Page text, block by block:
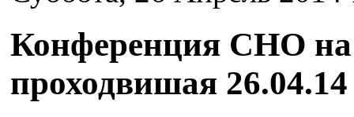
Конференция СНО
проходвишая 26.04.14